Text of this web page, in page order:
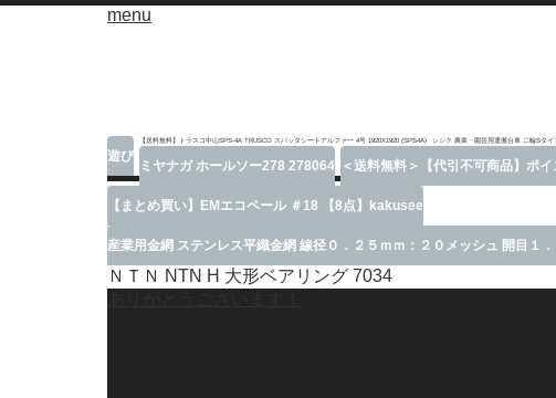
menu
遊び
【送料無料】トラスコ中山SPS-4A TRUSCO スパッタシートアルファー 4号 1920X1920 (SPS4A) シシク 農業・園芸用運搬台車 二輪Sタイ
ミヤナガ ホールソー278 278064 ＜送料無料＞【代引不可商品】ポ
【まとめ買い】EMエコペール ＃18 【8点】kakusee
産業用金網 ステンレス平織金網 線径０．２５ｍｍ：２０メッシュ 開目１
ＮＴＮ NTN H 大形ベアリング 7034